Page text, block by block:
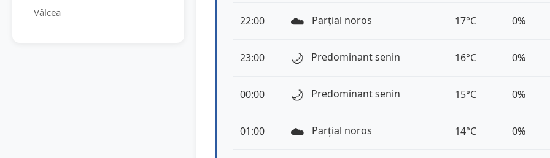
Vâlcea
22:00 ☁️ Parțial noros 17°C 0%
23:00 🌙 Predominant senin 16°C 0%
00:00 🌙 Predominant senin 15°C 0%
01:00 ☁️ Parțial noros 14°C 0%